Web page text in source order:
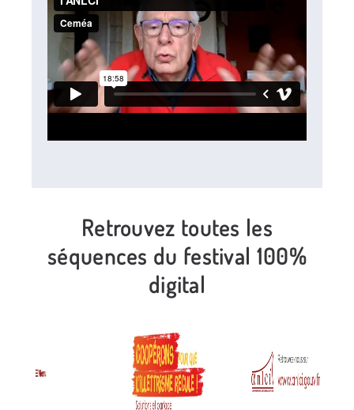
Retrouvez toutes les
séquences du festival 100%
digital